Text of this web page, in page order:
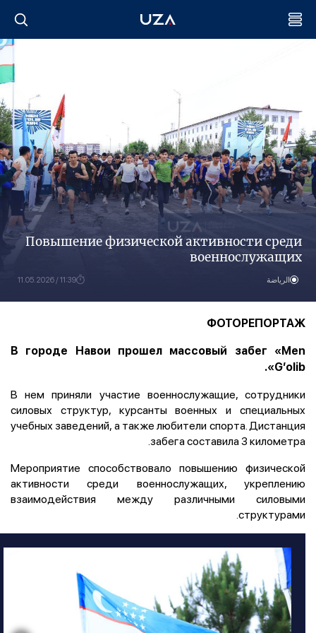
Повышение физической активности среди
военнослужащих
الرياضة 11:39 / 11.05.2026
ФОТОРЕПОРТАЖ
В городе Навои прошел массовый забег «Мen
G’olib».
В нем приняли участие военнослужащие, сотрудники
силовых структур, курсанты военных и специальных
учебных заведений, а также любители спорта. Дистанция
забега составила 3 километра.
Мероприятие способствовало повышению физической
активности среди военнослужащих, укреплению
взаимодействия между различными силовыми
структурами.